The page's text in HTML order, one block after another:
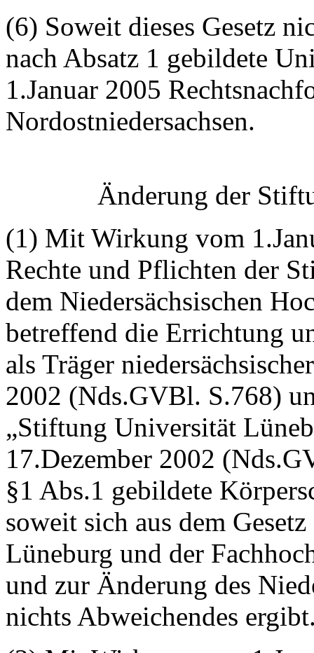
(6) Soweit dieses Gesetz
nach Absatz 1 gebildete
1.Januar 2005
Nordostniedersachsen.
Änderung der
(1) Mit Wirkung vom
Rechte und Pflichten der
dem Niedersächsischen
betreffend die Errichtung
als Träger
2002 (Nds.GVBl. S.768)
„Stiftung Universität
17.Dezember 2002
§1 Abs.1 gebildete
soweit sich aus dem
Lüneburg und der
und zur Änderung des
nichts Abweichendes